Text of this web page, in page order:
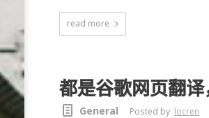
read more
都是谷歌网页翻译
General Posted by locren